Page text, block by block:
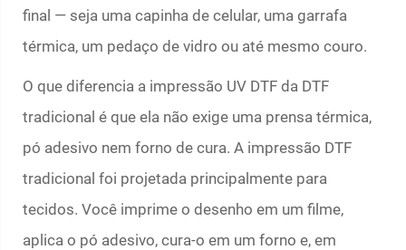
final — seja uma capinha de celular, uma garrafa
térmica, um pedaço de vidro ou até mesmo couro.
O que diferencia a impressão UV DTF da DTF
tradicional é que ela não exige uma prensa térmica,
pó adesivo nem forno de cura. A impressão DTF
tradicional foi projetada principalmente para
tecidos. Você imprime o desenho em um filme,
aplica o pó adesivo, cura-o em um forno e, em